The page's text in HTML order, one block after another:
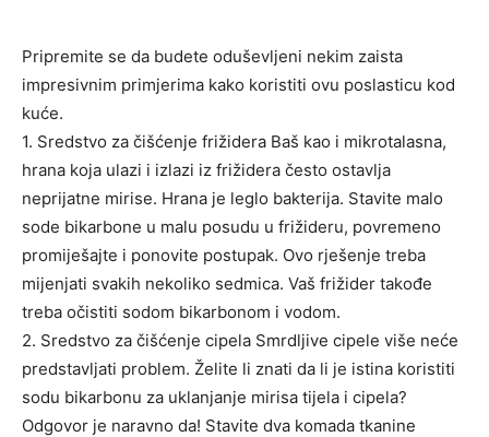
Pripremite se da budete oduševljeni nekim zaista
impresivnim primjerima kako koristiti ovu poslasticu kod
kuće.
1. Sredstvo za čišćenje frižidera Baš kao i mikrotalasna,
hrana koja ulazi i izlazi iz frižidera često ostavlja
neprijatne mirise. Hrana je leglo bakterija. Stavite malo
sode bikarbone u malu posudu u frižideru, povremeno
promiješajte i ponovite postupak. Ovo rješenje treba
mijenjati svakih nekoliko sedmica. Vaš frižider takođe
treba očistiti sodom bikarbonom i vodom.
2. Sredstvo za čišćenje cipela Smrdljive cipele više neće
predstavljati problem. Želite li znati da li je istina koristiti
sodu bikarbonu za uklanjanje mirisa tijela i cipela?
Odgovor je naravno da! Stavite dva komada tkanine